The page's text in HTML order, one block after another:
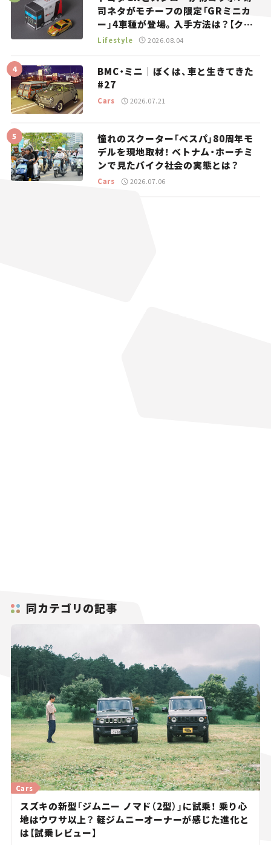
司ネタがモチーフの限定「GRミニカ
ー」4車種が登場。入手方法は？【クル
マとホビー】
Lifestyle 2026.08.04
BMC・ミニ｜ぼくは、車と生きてきた
#27
Cars 2026.07.21
憧れのスクーター「ベスパ」80周年モ
デルを現地取材！ ベトナム・ホーチミ
ンで見たバイク社会の実態とは？
Cars 2026.07.06
同カテゴリの記事
スズキの新型「ジムニー ノマド（2型）」に試乗！ 乗り心
地はウワサ以上？ 軽ジムニーオーナーが感じた進化と
は【試乗レビュー】
Cars